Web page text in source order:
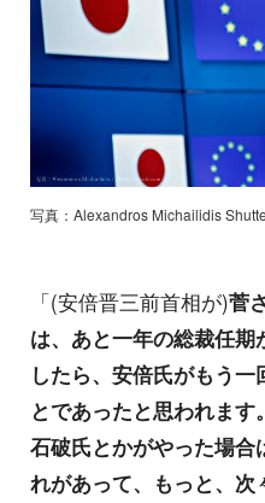
写真：Alexandros Michailidis
「(安倍晋三前首相が)菅
は、あと一年の総裁任
したら、安倍氏がもう
とであったと思われま
石破氏とかがやった場
れがあって、もっと、